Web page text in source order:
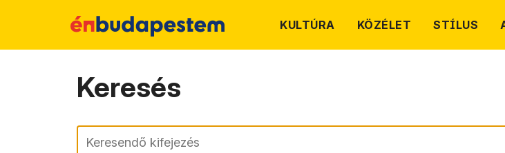
KULTÚRA KÖZÉLET STÍLUS
Keresés
Keresés